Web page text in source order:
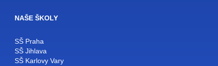
NAŠE ŠKOLY
SŠ Praha
SŠ Jihlava
SŠ Karlovy Vary